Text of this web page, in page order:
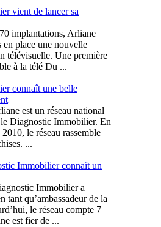
vient de lancer sa
implantations, Arliane
place une nouvelle
télévisuelle. Une première
à la télé Du ...
connaît une belle
est un réseau national
le Diagnostic Immobilier. En
le réseau rassemble
...
Immobilier connaît un
Immobilier a
tant qu’ambassadeur de la
le réseau compte 7
est fier de ...